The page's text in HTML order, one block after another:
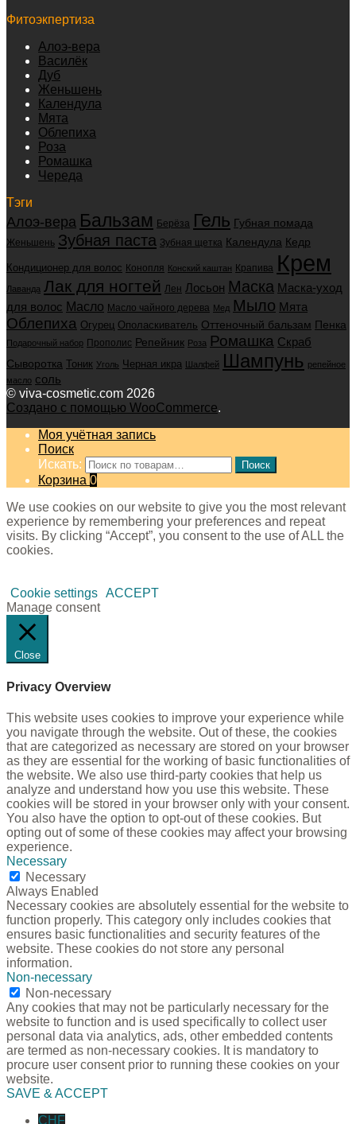
Фитоэкпертиза
Алоэ-вера
Василёк
Дуб
Женьшень
Календула
Мята
Облепиха
Роза
Ромашка
Череда
Тэги
Алоэ-вера Бальзам Берёза Гель Губная помада
Женьшень Зубная паста Зубная щетка Календула Кедр
Кондиционер для волос Конопля Конский каштан Крапива Крем
Лаванда Лак для ногтей Лен Лосьон Маска Маска-уход
для волос Масло Масло чайного дерева Мед Мыло Мята
Облепиха Огурец Ополаскиватель Оттеночный бальзам Пенка
Подарочный набор Прополис Репейник Роза Ромашка Скраб
Сыворотка Тоник Уголь Черная икра Шалфей Шампунь репейное
масло соль
© viva-cosmetic.com 2026
Создано с помощью WooCommerce.
Моя учётная запись
Поиск
Искать:
Поиск
Корзина 0
We use cookies on our website to give you the most relevant
experience by remembering your preferences and repeat
visits. By clicking “Accept”, you consent to the use of ALL the
cookies.
Cookie settings ACCEPT
Manage consent
Close
Privacy Overview
This website uses cookies to improve your experience while
you navigate through the website. Out of these, the cookies
that are categorized as necessary are stored on your browser
as they are essential for the working of basic functionalities of
the website. We also use third-party cookies that help us
analyze and understand how you use this website. These
cookies will be stored in your browser only with your consent.
You also have the option to opt-out of these cookies. But
opting out of some of these cookies may affect your browsing
experience.
Necessary
Necessary
Always Enabled
Necessary cookies are absolutely essential for the website to
function properly. This category only includes cookies that
ensures basic functionalities and security features of the
website. These cookies do not store any personal
information.
Non-necessary
Non-necessary
Any cookies that may not be particularly necessary for the
website to function and is used specifically to collect user
personal data via analytics, ads, other embedded contents
are termed as non-necessary cookies. It is mandatory to
procure user consent prior to running these cookies on your
website.
SAVE & ACCEPT
CHF